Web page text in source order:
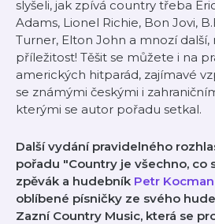
slyšeli, jak zpívá country třeba
Adams, Lionel Richie, Bon Jovi,
Turner, Elton John a mnozí
příležitost! Těšit se můžete i na
amerických hitparád, zajímavé
se známými českými i
kterými se autor pořadu setkal.
Další vydání pravidelného
pořadu "Country je všechno, co
zpěvák a hudebník Petr Kocman
oblíbené písničky ze svého
Zazní Country Music, která se